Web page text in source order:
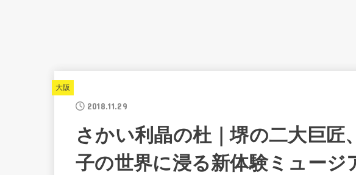
大阪
2018.11.29
さかい利晶の杜｜堺の二大巨匠
子の世界に浸る新体験ミュージ